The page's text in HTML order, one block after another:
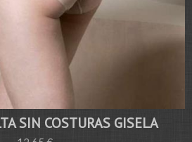
SIN COSTURAS GISELA